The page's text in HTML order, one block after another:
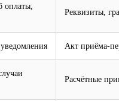
оплаты,
Реквизиты,
Акт
Расчётные